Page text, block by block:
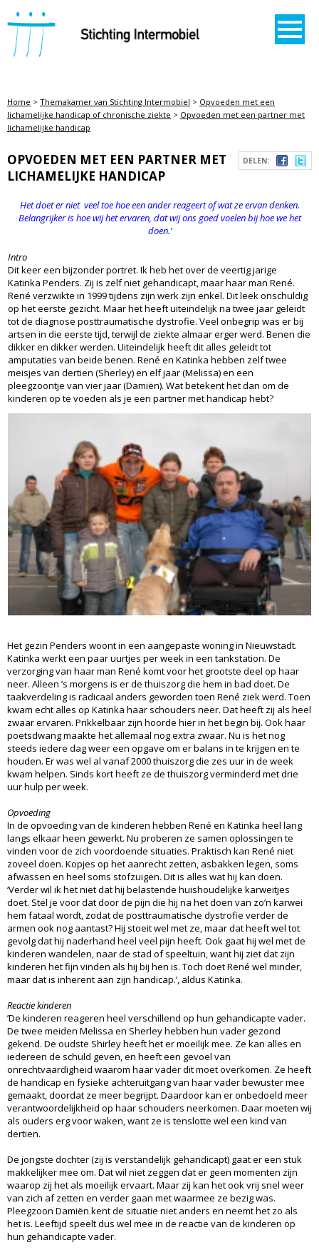
STICHTING INTERMOBIEL
Home > Themakamer van Stichting Intermobiel > Opvoeden met een
lichamelijke handicap of chronische ziekte > Opvoeden met een partner met
lichamelijke handicap
DELEN:
OPVOEDEN MET EEN PARTNER MET
LICHAMELIJKE HANDICAP
Het doet er niet veel toe hoe een ander reageert of wat ze ervan denken.
Belangrijker is hoe wij het ervaren, dat wij ons goed voelen bij hoe we het
doen.’
Intro
Dit keer een bijzonder portret. Ik heb het over de veertig jarige
Katinka Penders. Zij is zelf niet gehandicapt, maar haar man René.
René verzwikte in 1999 tijdens zijn werk zijn enkel. Dit leek onschuldig
op het eerste gezicht. Maar het heeft uiteindelijk na twee jaar geleidt
tot de diagnose posttraumatische dystrofie. Veel onbegrip was er bij
artsen in die eerste tijd, terwijl de ziekte almaar erger werd. Benen die
dikker en dikker werden. Uiteindelijk heeft dit alles geleidt tot
amputaties van beide benen. René en Katinka hebben zelf twee
meisjes van dertien (Sherley) en elf jaar (Melissa) en een
pleegzoontje van vier jaar (Damiën). Wat betekent het dan om de
kinderen op te voeden als je een partner met handicap hebt?
Het gezin Penders woont in een aangepaste woning in Nieuwstadt.
Katinka werkt een paar uurtjes per week in een tankstation. De
verzorging van haar man René komt voor het grootste deel op haar
neer. Alleen ’s morgens is er de thuiszorg die hem in bad doet. De
taakverdeling is radicaal anders geworden toen René ziek werd. Toen
kwam echt alles op Katinka haar schouders neer. Dat heeft zij als heel
zwaar ervaren. Prikkelbaar zijn hoorde hier in het begin bij. Ook haar
poetsdwang maakte het allemaal nog extra zwaar. Nu is het nog
steeds iedere dag weer een opgave om er balans in te krijgen en te
houden. Er was wel al vanaf 2000 thuiszorg die zes uur in de week
kwam helpen. Sinds kort heeft ze de thuiszorg verminderd met drie
uur hulp per week.
Opvoeding
In de opvoeding van de kinderen hebben René en Katinka heel lang
langs elkaar heen gewerkt. Nu proberen ze samen oplossingen te
vinden voor de zich voordoende situaties. Praktisch kan René niet
zoveel doen. Kopjes op het aanrecht zetten, asbakken legen, soms
afwassen en heel soms stofzuigen. Dit is alles wat hij kan doen.
‘Verder wil ik het niet dat hij belastende huishoudelijke karweitjes
doet. Stel je voor dat door de pijn die hij na het doen van zo’n karwei
hem fataal wordt, zodat de posttraumatische dystrofie verder de
armen ook nog aantast? Hij stoeit wel met ze, maar dat heeft wel tot
gevolg dat hij naderhand heel veel pijn heeft. Ook gaat hij wel met de
kinderen wandelen, naar de stad of speeltuin, want hij ziet dat zijn
kinderen het fijn vinden als hij bij hen is. Toch doet René wel minder,
maar dat is inherent aan zijn handicap.’, aldus Katinka.
Reactie kinderen
’De kinderen reageren heel verschillend op hun gehandicapte vader.
De twee meiden Melissa en Sherley hebben hun vader gezond
gekend. De oudste Shirley heeft het er moeilijk mee. Ze kan alles en
iedereen de schuld geven, en heeft een gevoel van
onrechtvaardigheid waarom haar vader dit moet overkomen. Ze heeft
de handicap en fysieke achteruitgang van haar vader bewuster mee
gemaakt, doordat ze meer begrijpt. Daardoor kan er onbedoeld meer
verantwoordelijkheid op haar schouders neerkomen. Daar moeten wij
als ouders erg voor waken, want ze is tenslotte wel een kind van
dertien.
De jongste dochter (zij is verstandelijk gehandicapt) gaat er een stuk
makkelijker mee om. Dat wil niet zeggen dat er geen momenten zijn
waarop zij het als moeilijk ervaart. Maar zij kan het ook vrij snel weer
van zich af zetten en verder gaan met waarmee ze bezig was.
Pleegzoon Damiën kent de situatie niet anders en neemt het zo als
het is. Leeftijd speelt dus wel mee in de reactie van de kinderen op
hun gehandicapte vader.